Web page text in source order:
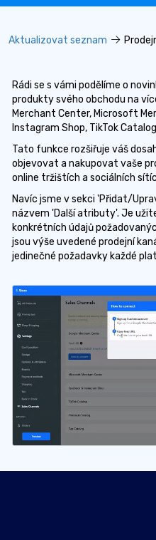
Aktualizovat seznam
Rádi se s vámi podělíme o
produkty svého obchodu na
Merchant Center, Microsoft
Instagram Shop, TikTok
Tato funkce rozšiřuje váš
objevovat a nakupovat vaše
online tržištích a sociálních
Navíc jsme v sekci 'Přidat/
názvem 'Další atributy'. Je
konkrétních údajů
jsou výše uvedené prodejní
jedinečné požadavky každé